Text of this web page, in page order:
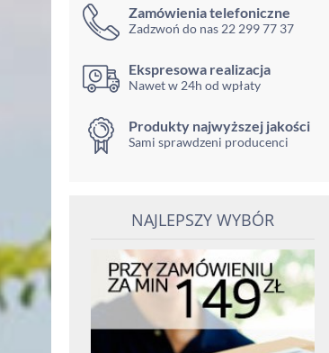
Zamówienia telefoniczne
Zadzwoń do nas 22 299 77 37
Ekspresowa realizacja
Nawet w 24h od wpłaty
Produkty najwyższej jakości
Sami sprawdzeni producenci
NAJLEPSZY WYBÓR